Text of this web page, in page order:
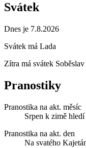
Svátek
Dnes je 7.8.2026
Svátek má Lada
Zítra má svátek Soběslav
Pranostiky
Pranostika na akt. měsíc
Srpen k zimě
Pranostika na akt. den
Na svatého